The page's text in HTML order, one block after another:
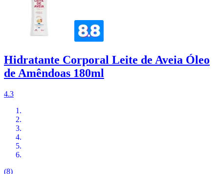
Hidratante Corporal Leite de Aveia Óleo
de Amêndoas 180ml
4.3
(8)